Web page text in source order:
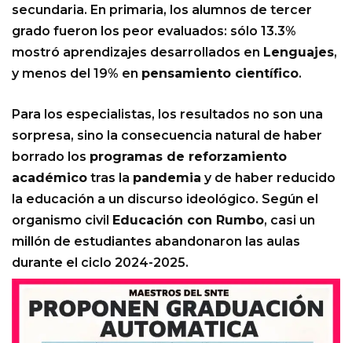
secundaria. En primaria, los alumnos de tercer
grado fueron los peor evaluados: sólo 13.3%
mostró aprendizajes desarrollados en Lenguajes,
y menos del 19% en pensamiento científico.
Para los especialistas, los resultados no son una
sorpresa, sino la consecuencia natural de haber
borrado los programas de reforzamiento
académico tras la pandemia y de haber reducido
la educación a un discurso ideológico. Según el
organismo civil Educación con Rumbo, casi un
millón de estudiantes abandonaron las aulas
durante el ciclo 2024-2025.